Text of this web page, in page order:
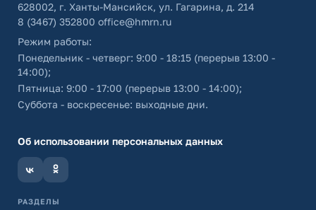
628002, г. Ханты-Мансийск, ул. Гагарина, д. 214
8 (3467) 352800 office@hmrn.ru
Режим работы:
Понедельник - четверг: 9:00 - 18:15 (перерыв 13:00 -
14:00);
Пятница: 9:00 - 17:00 (перерыв 13:00 - 14:00);
Суббота - воскресенье: выходные дни.
Об использовании персональных данных
РАЗДЕЛЫ